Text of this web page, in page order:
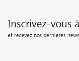
Inscrivez-vous
et recevez nos dernieres